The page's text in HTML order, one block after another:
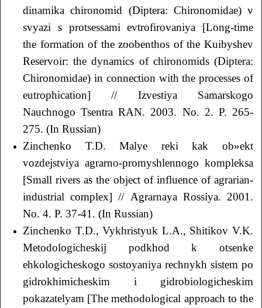
dinamika chironomid (Diptera: Chironomidae) v
svyazi s protsessami evtrofirovaniya [Long-time
the formation of the zoobenthos of the Kuibyshev
Reservoir: the dynamics of chironomids (Diptera:
Chironomidae) in connection with the processes of
eutrophication] // Izvestiya Samarskogo
Nauchnogo Tsentra RАN. 2003. No. 2. P. 265-
275. (In Russian)
Zinchenko T.D. Malye reki kak ob»ekt
vozdejstviya agrarno-promyshlennogo kompleksa
[Small rivers as the object of influence of agrarian-
industrial complex] // Аgrarnaya Rossiya. 2001.
No. 4. P. 37-41. (In Russian)
Zinchenko T.D., Vykhristyuk L.А., Shitikov V.K.
Metodologicheskij podkhod k otsenke
ehkologicheskogo sostoyaniya rechnykh sistem po
gidrokhimicheskim i gidrobiologicheskim
pokazatelyam [The methodological approach to the